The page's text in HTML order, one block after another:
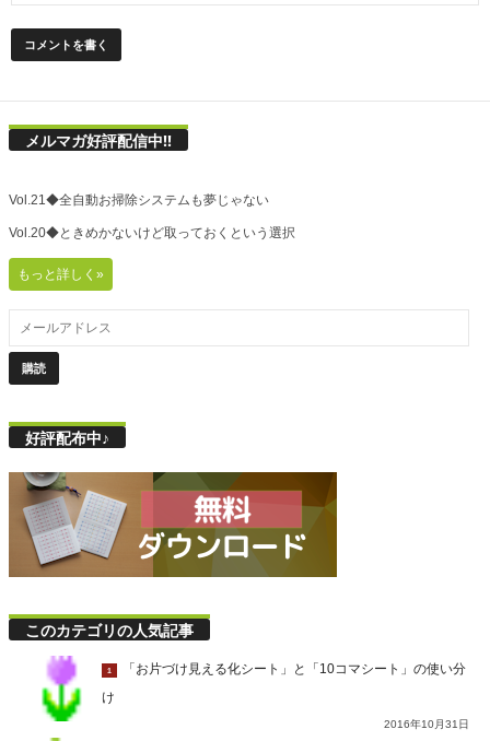
メルマガ好評配信中!!
Vol.21◆全自動お掃除システムも夢じゃない
Vol.20◆ときめかないけど取っておくという選択
もっと詳しく»
好評配布中♪
このカテゴリの人気記事
1
「お片づけ見える化シート」と「10コマシート」の使い分
け
2016年10月31日